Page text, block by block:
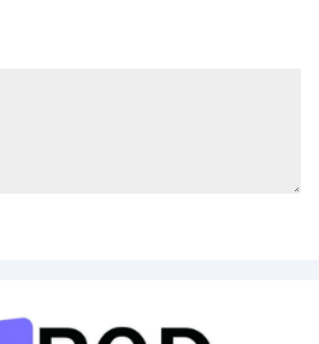
品很难获得合理的利润空间。头